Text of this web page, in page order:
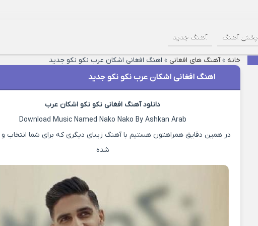
پخش آهنگ آهنگ جدید
خانه »آهنگ های افغانی » اهنگ افغانی اشکان عرب نکو نکو جدید
اهنگ افغانی اشکان عرب نکو نکو جدید
دانلود آهنگ افغانی نکو نکو اشکان عرب
Download Music Named Nako Nako By Ashkan Arab
در همین دقایق همراهتون هستیم با آهنگ زیبای دیگری که برای شما انتخاب و
شده